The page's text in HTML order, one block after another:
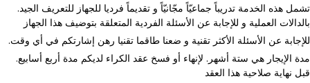
.تشمل هذه الخدمة تدريباً جماعيّاً مجّانيّاً و تقديماً فرديا للجهاز للتعريف الجيد
بالدالات العملية و للإجابة عن الأسئلة الفردية المتعلقة بتوضيف هذا الجهاز
.للإجابة عن الأسئلة الأكثر تقنية و ضعنا طاقما تقنيا رهن إشارتكم في أي وقت
.مدة الإيجار هي ستة أشهر. لإنهاء أو فسخ عقد الكراء لديكم مدة أربع أسابيع
قبل نهاية صلاحية هذا العقد